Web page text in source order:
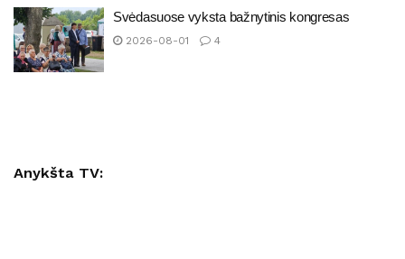
Svėdasuose vyksta bažnytinis kongresas
2026-08-01 4
Anykšta TV: